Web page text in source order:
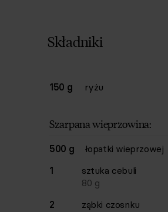
Składniki
Lista składników
Ilość Składnik
150 g ryżu
Szarpana wieprzowina:
500 g
łopatki wieprzowej
1
sztuka cebuli
80 g
2
ząbki czosnku